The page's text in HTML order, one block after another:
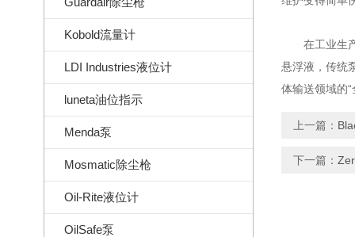
Kobold流量计
LDI Industries液位计
luneta油位指示
Menda泵
Mosmatic除尘枪
Oil-Rite液位计
OilSafe泵
在工业生产
悬浮液，传统
体输送领域的
上一篇：
下一篇：